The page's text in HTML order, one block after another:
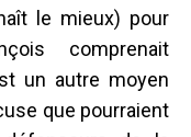
le mieux) pour
comprenait
un autre moyen
que pourraient